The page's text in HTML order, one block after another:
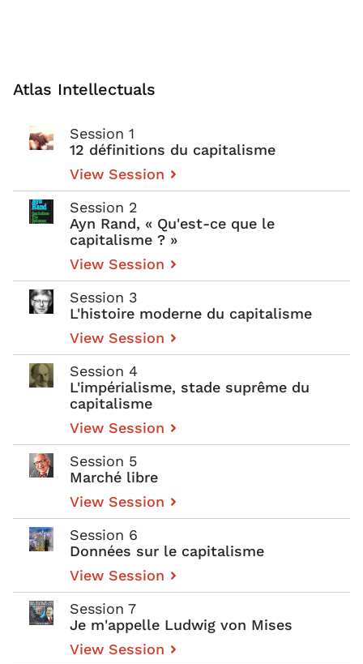
Atlas Intellectuals
Session 1
12 définitions du capitalisme
View Session
Session 2
Ayn Rand, « Qu'est-ce que le
capitalisme ? »
View Session
Session 3
L'histoire moderne du capitalisme
View Session
Session 4
L'impérialisme, stade suprême du
capitalisme
View Session
Session 5
Marché libre
View Session
Session 6
Données sur le capitalisme
View Session
Session 7
Je m'appelle Ludwig von Mises
View Session